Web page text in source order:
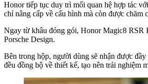
Honor tiếp tục duy trì mối quan hệ hợp tác
chỉ nâng cấp về cấu hình mà còn được
Ngay từ khâu đóng gói, Honor Magic8 RSR
Porsche Design.
Bên trong hộp, người dùng sẽ nhận được
đều đồng bộ về thiết kế, tạo nên trải nghiệm